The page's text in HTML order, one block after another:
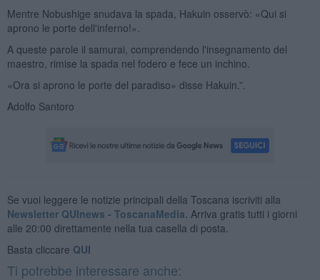
Mentre Nobushige snudava la spada, Hakuin osservò: «Qui si
aprono le porte dell'inferno!».
A queste parole il samurai, comprendendo l'insegnamento del
maestro, rimise la spada nel fodero e fece un inchino.
«Ora si aprono le porte del paradiso» disse Hakuin.”.
Adolfo Santoro
Se vuoi leggere le notizie principali della Toscana iscriviti alla
Newsletter QUInews - ToscanaMedia. Arriva gratis tutti i giorni
alle 20:00 direttamente nella tua casella di posta.
Basta cliccare QUI
Ti potrebbe interessare anche: